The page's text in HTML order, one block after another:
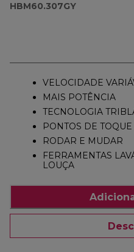
HBM60.307GY
VELOCIDADE
MAIS POTÊNCIA
TECNOLOGIA
PONTOS DE
RODAR E MUDAR
FERRAMENTAS
LOUÇA